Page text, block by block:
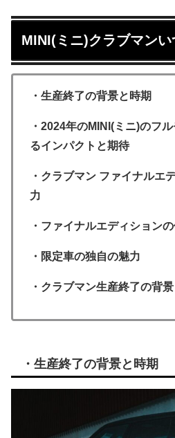
MINI(ミニ)クラブマンい
・生産終了の背景と時期
・2024年のMINI(ミニ)のフ
るインパクトと期待
・クラブマン ファイナルエ
力
・ファイナルエディション
・限定車の独自の魅力
・クラブマン生産終了の背景
・生産終了の背景と時期